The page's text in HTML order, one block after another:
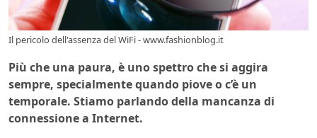
Il pericolo dell'assenza del WiFi - www.fashionblog.it
Più che una paura, è uno spettro che si aggira
sempre, specialmente quando piove o c’è un
temporale. Stiamo parlando della mancanza di
connessione a Internet.